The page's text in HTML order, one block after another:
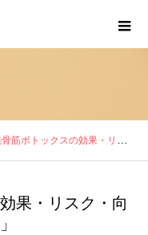
トックスの効果・リスク・向いている人を医師が解説」
果・リスク・向